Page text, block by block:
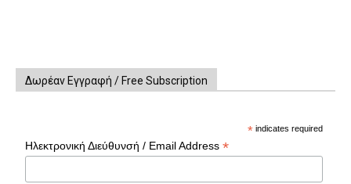
Δωρέαν Εγγραφή / Free Subscription
* indicates required
Ηλεκτρονική Διεύθυνσή / Email Address*